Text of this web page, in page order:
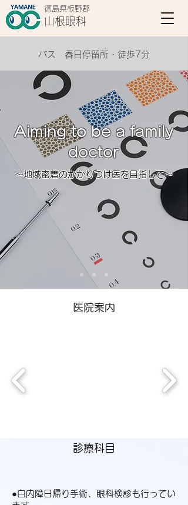
山根眼科
徳島県板野郡
バス 春日停留所・徒歩7分
Aiming to be a family
doctor
～地域密着のかかりつけ医を目指して～
医院案内
診療科目
●白内障日帰り手術、眼科検診も行ってい